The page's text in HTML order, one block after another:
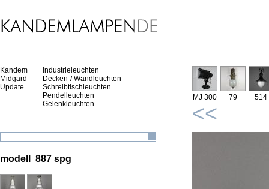
Kandem
Midgard
Update
Industrieleuchten
Decken-/ Wandleuchten
Schreibtischleuchten
Pendelleuchten
Gelenkleuchten
modell 887 spg
MJ 300 79 514
<<